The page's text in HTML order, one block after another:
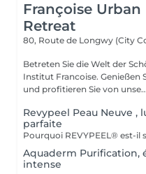
Françoise Urban
Retreat
80, Route de Longwy (City
Betreten Sie die Welt der
Institut Francoise. Genießen
und profitieren Sie von unse...
Revypeel Peau Neuve ,
parfaite
Aquaderm Purification,
intense